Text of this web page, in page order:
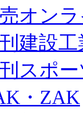
オン
建設工
スポー
・ZAK